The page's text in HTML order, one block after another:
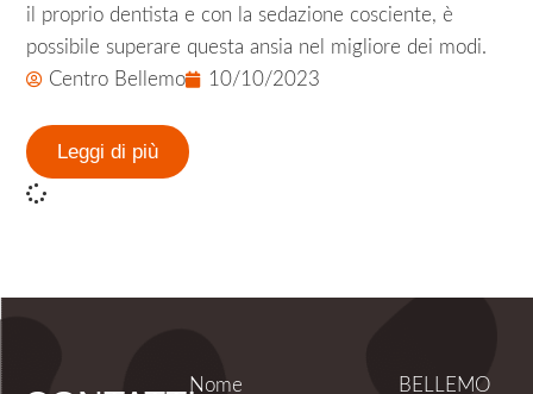
il proprio dentista e con la sedazione cosciente, è
possibile superare questa ansia nel migliore dei modi.
Centro Bellemo
10/10/2023
Leggi di più
Nome
BELLEMO